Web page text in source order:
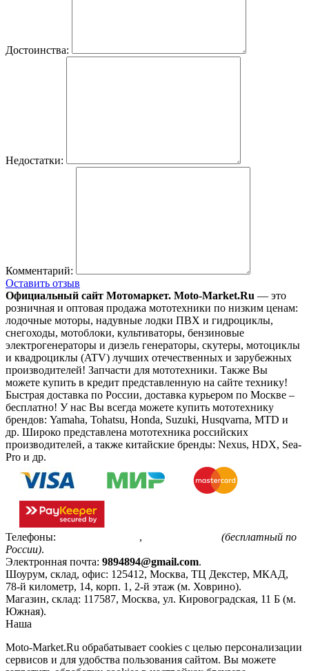
Достоинства:
Недостатки:
Комментарий:
Оставить отзыв
Официальный сайт Мотомаркет. Moto-Market.Ru — это
розничная и оптовая продажа мототехники по низким ценам:
лодочные моторы, надувные лодки ПВХ и гидроциклы,
снегоходы, мотоблоки, культиваторы, бензиновые
электрогенераторы и дизель генераторы, скутеры, мотоциклы
и квадроциклы (ATV) лучших отечественных и зарубежных
производителей! Запчасти для мототехники. Также Вы
можете купить в кредит представленную на сайте технику!
Быстрая доставка по России, доставка курьером по Москве –
бесплатно! У нас Вы всегда можете купить мототехнику
брендов: Yamaha, Tohatsu, Honda, Suzuki, Husqvarna, MTD и
др. Широко представлена мототехника российских
производителей, а также китайские бренды: Nexus, HDX, Sea-
Pro и др.
Телефоны: ,
(бесплатный по
России).
Электронная почта: 9894894@gmail.com.
Шоурум, склад, офис: 125412, Москва, ТЦ Декстер, МКАД,
78-й километр, 14, корп. 1, 2-й этаж (м. Ховрино).
Магазин, склад: 117587, Москва, ул. Кировоградская, 11 Б (м.
Южная).
Наша
Moto-Market.Ru обрабатывает сookies с целью персонализации
сервисов и для удобства пользования сайтом. Вы можете